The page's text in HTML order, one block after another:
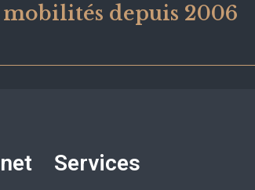
depuis 2006
Services